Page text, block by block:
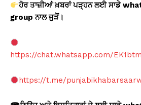
ਹੋਰ ਤਾਜ਼ੀਆਂ ਖ਼ਬਰਾਂ ਪੜ੍ਹਨ ਲਈ ਸਾਡੇ
groupਨਾਲ ਜੁੜੋਂ।
https://chat.whatsapp.com/
https://t.me/